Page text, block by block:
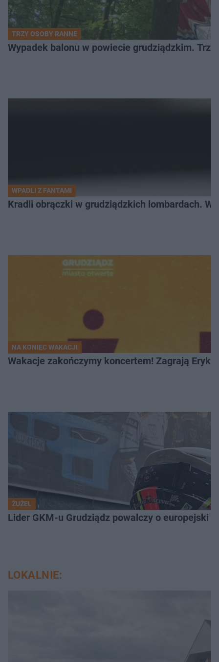
TRZY OSOBY RANNE
Wypadek balonu w powiecie grudziądzkim.
WPADLI Z FANTAMI
Kradli obrączki w grudziądzkich lombardach.
NA KONIEC WAKACJI
Wakacje zakończymy koncertem! Zagrają Eryk
ŻUŻEL
Lider GKM-u Grudziądz powalczy o europejski
LOKALNIE: